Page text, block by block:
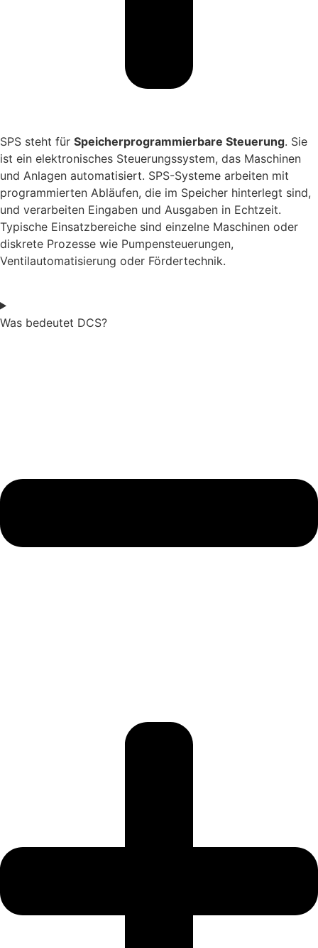
SPS steht für Speicherprogrammierbare Steuerung. Sie
ist ein elektronisches Steuerungssystem, das Maschinen
und Anlagen automatisiert. SPS-Systeme arbeiten mit
programmierten Abläufen, die im Speicher hinterlegt sind,
und verarbeiten Eingaben und Ausgaben in Echtzeit.
Typische Einsatzbereiche sind einzelne Maschinen oder
diskrete Prozesse wie Pumpensteuerungen,
Ventilautomatisierung oder Fördertechnik.
Was bedeutet DCS?